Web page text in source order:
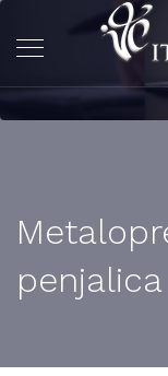
penjalica